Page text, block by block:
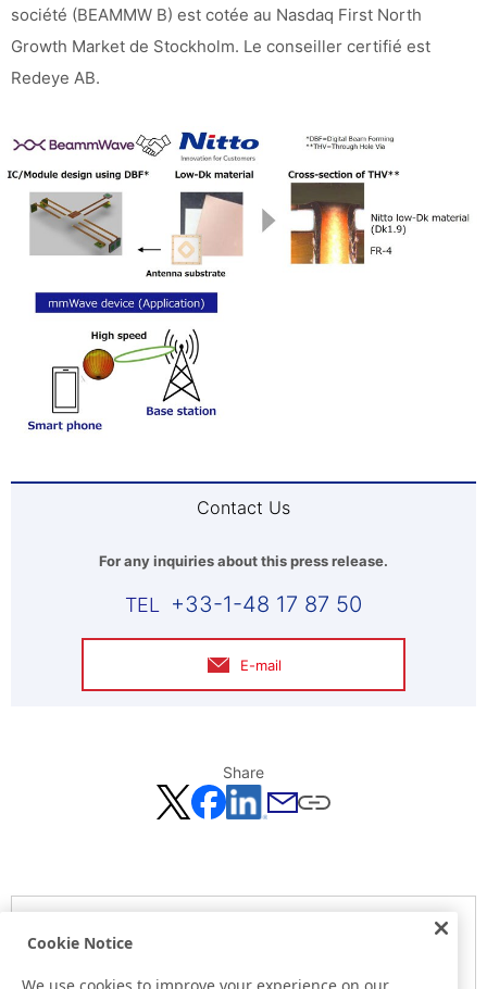
société (BEAMMW B) est cotée au Nasdaq First North
Growth Market de Stockholm. Le conseiller certifié est
Redeye AB.
Contact Us
For any inquiries about this press release.
+33-1-48 17 87 50
E-mail
Share
Here is the information at the release day. This information
may be different from the information at other medias.
Cookie Notice